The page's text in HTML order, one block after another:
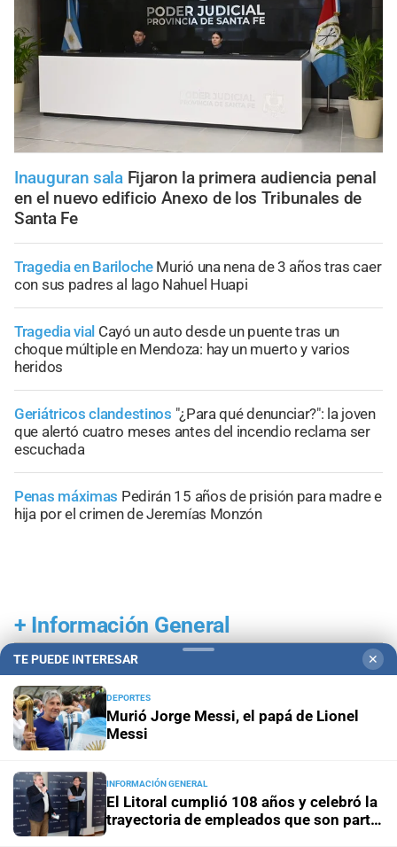
Inauguran sala Fijaron la primera audiencia penal
en el nuevo edificio Anexo de los Tribunales de
Santa Fe
Tragedia en Bariloche Murió una nena de 3 años tras caer
con sus padres al lago Nahuel Huapi
Tragedia vial Cayó un auto desde un puente tras un
choque múltiple en Mendoza: hay un muerto y varios
heridos
Geriátricos clandestinos "¿Para qué denunciar?": la joven
que alertó cuatro meses antes del incendio reclama ser
escuchada
Penas máximas Pedirán 15 años de prisión para madre e
hija por el crimen de Jeremías Monzón
+ Información General
TE PUEDE INTERESAR ✕
DEPORTES
Murió Jorge Messi, el papá de Lionel
Messi
INFORMACIÓN GENERAL
El Litoral cumplió 108 años y celebró la
trayectoria de empleados que son parte